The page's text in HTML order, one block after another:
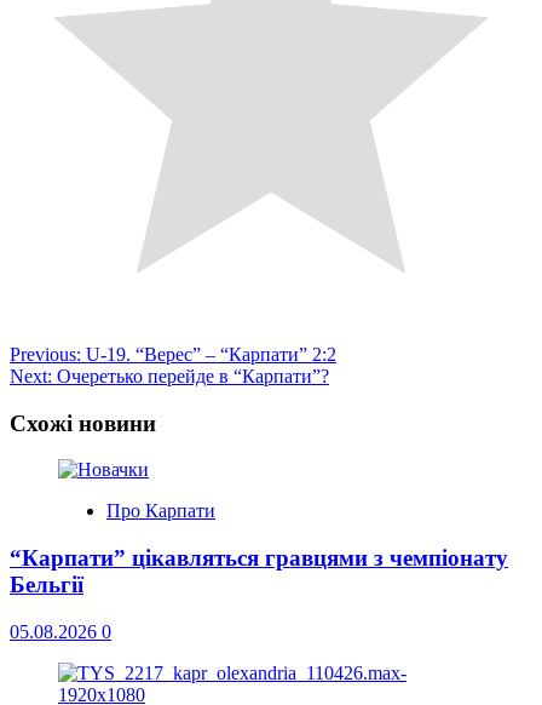
Post
navigation
Previous: U-19. “Верес” – “Карпати” 2:2
Next: Очеретько перейде в “Карпати”?
Схожі новини
Про Карпати
“Карпати” цікавляться гравцями з чемпіонату
Бельгії
05.08.2026 0